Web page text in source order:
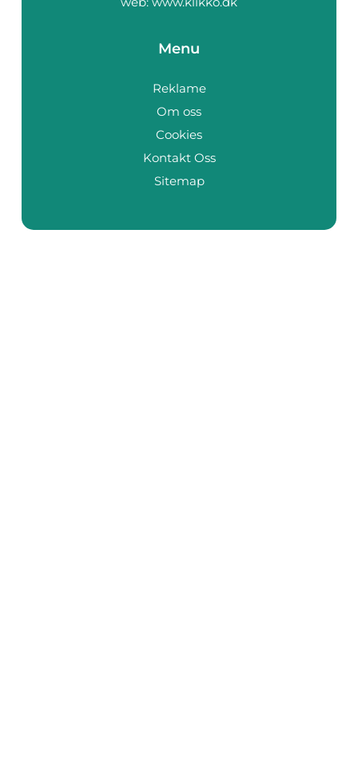
Menu
Reklame
Om oss
Cookies
Kontakt Oss
Sitemap